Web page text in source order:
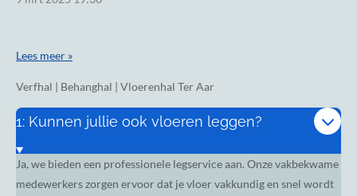
Lees meer »
Verfhal | Behanghal | Vloerenhal Ter Aar
1: Kunnen jullie ook vloeren leggen?
Ja, we bieden een professionele legservice aan. Onze vakbekwame
medewerkers zorgen ervoor dat je vloer vakkundig en snel wordt